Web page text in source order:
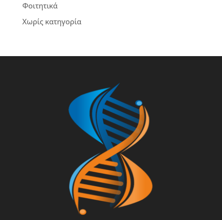
Φοιτητικά
Χωρίς κατηγορία